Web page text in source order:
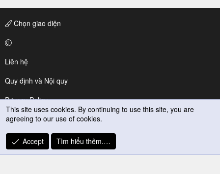
Chọn giao diện
Liên hệ
Quy định và Nội quy
Privacy Policy
Trợ giúp
R
S
This site uses cookies. By continuing to use this site, you are
agreeing to our use of cookies.
Accept Tìm hiểu thêm.…